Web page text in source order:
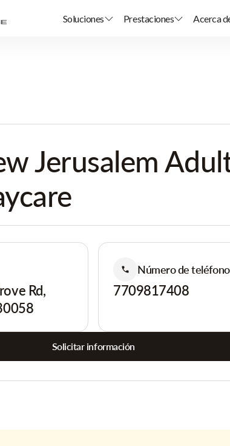
Soluciones Prestaciones Acerca
Jerusalem
Rd,
Número de teléfono
7709817408
Solicitar información